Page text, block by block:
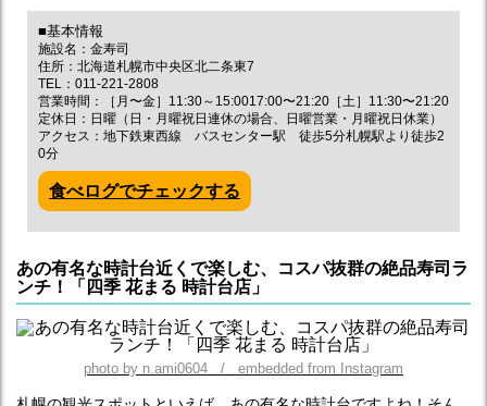
■基本情報
施設名：金寿司
住所：北海道札幌市中央区北二条東7
TEL：011-221-2808
営業時間：［月〜金］11:30～15:0017:00〜21:20［土］11:30〜21:20
定休日：日曜（日・月曜祝日連休の場合、日曜営業・月曜祝日休業）
アクセス：地下鉄東西線 バスセンター駅 徒歩5分札幌駅より徒歩2
0分
食べログでチェックする
あの有名な時計台近くで楽しむ、コスパ抜群の絶品寿司ラ
ンチ！「四季 花まる 時計台店」
photo by n.ami0604 / embedded from Instagram